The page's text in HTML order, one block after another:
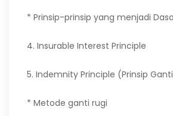
* Prinsip-prinsip yang menjadi
4. Insurable Interest Principle
5. Indemnity Principle (Prinsip
* Metode ganti rugi